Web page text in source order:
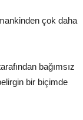
çok daha
bağımsız
bir biçimde